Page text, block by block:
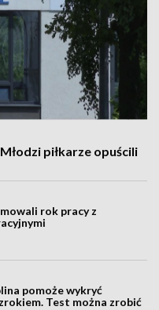
piłkarze opuścili
rok pracy z
pomoże wykryć
Test można zrobić